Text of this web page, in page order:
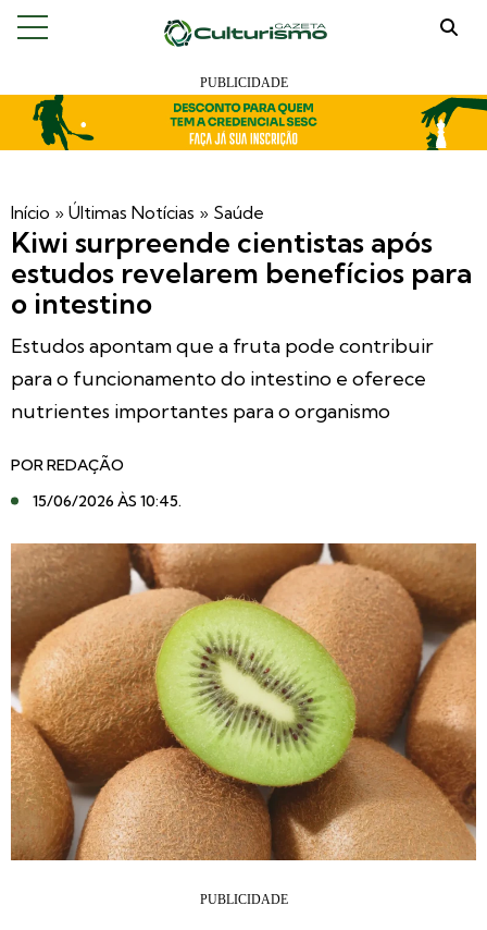
Início » Últimas Notícias » Saúde
Kiwi surpreende cientistas após
estudos revelarem benefícios para
o intestino
Estudos apontam que a fruta pode contribuir
para o funcionamento do intestino e oferece
nutrientes importantes para o organismo
PORREDAÇÃO
15/06/2026 ÀS 10:45.